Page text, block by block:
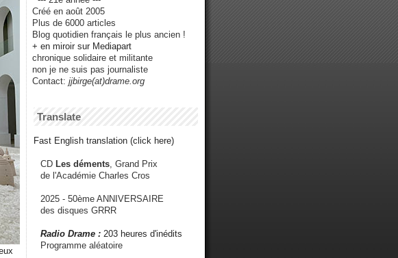
Créé en août 2005
Plus de 6000 articles
Blog quotidien français le plus ancien !
+ en miroir sur Mediapart
chronique solidaire et militante
non je ne suis pas journaliste
Contact: jjbirge(at)drame.org
Translate
Fast English translation (click here)
CD Les déments , Grand Prix
de l'Académie Charles Cros
2025 - 50ème ANNIVERSAIRE
des disques GRRR
Radio Drame : 203 heures d'inédits
Programme aléatoire